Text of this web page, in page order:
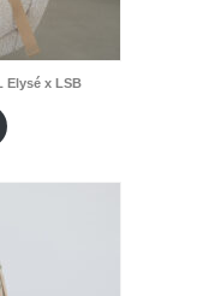
Elysé x LSB